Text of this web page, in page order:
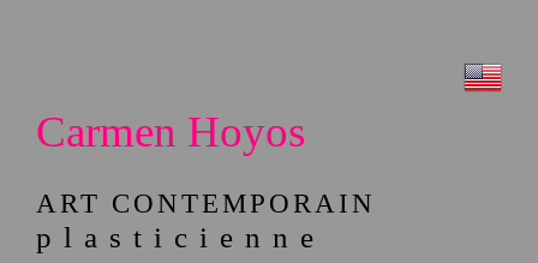
Carmen Hoyos
ART CONTEMPORAIN
plasticienne